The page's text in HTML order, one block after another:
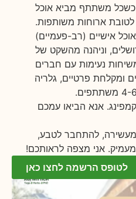
כשכל משתתף מביא אוכל
ארוחות משותפות.
אישיים (רב-פעמיים)
וניהנה מהשקט של
נעימות עם חברים
ומקלחת פרטיים, גלריה
אנא הביאו עמכם
ומעשירה, להתחבר לטבע,
אני מצפה לראותכם!
לטופס הרשמה לחצו כאן